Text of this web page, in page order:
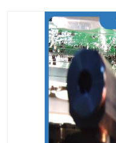
自动光学检测TR7710
TX 全自动高速贴片机